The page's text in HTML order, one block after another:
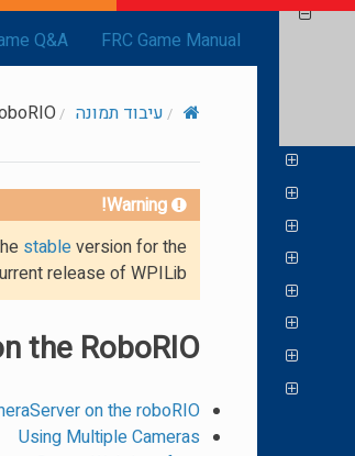
FRC Game Manual
Q&A
עיבוד תמונה
Warning!
stableversion for the
release of WPILib.
the RoboRIO
on the roboRIO
Using Multiple Cameras